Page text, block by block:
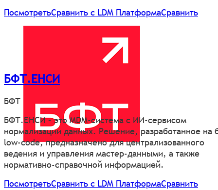
ПосмотретьСравнить с LDM ПлатформаСравнить
БФТ.ЕНСИ
БФТ
БФТ.ЕНСИ – это MDM-система с ИИ-сервисом
нормализации данных. Решение, разработанное на
low-code, предназначено для централизованного
ведения и управления мастер-данными, а также
нормативно-справочной информацией.
ПосмотретьСравнить с LDM ПлатформаСравнить